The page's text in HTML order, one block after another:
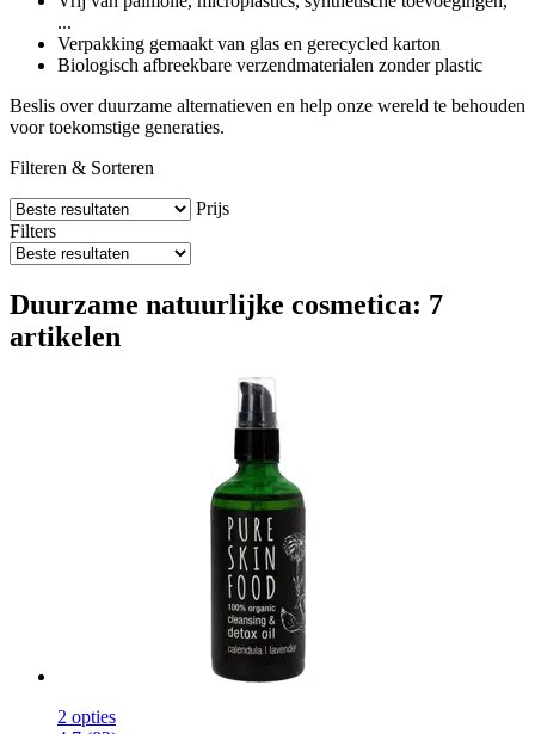
...
Verpakking gemaakt van glas en gerecycled karton
Biologisch afbreekbare verzendmaterialen zonder plastic
Beslis over duurzame alternatieven en help onze wereld te behouden
voor toekomstige generaties.
Filteren & Sorteren
Prijs
Filters
Duurzame natuurlijke cosmetica: 7
artikelen
2 opties